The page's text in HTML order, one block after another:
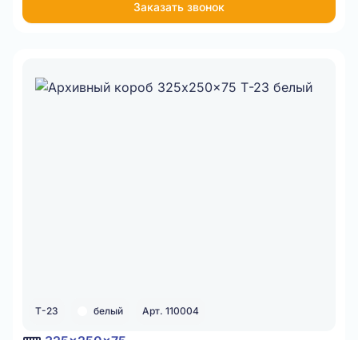
Заказать звонок
Т-23 белый Арт. 110004